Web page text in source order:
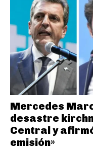
Mercedes
desastre
Central y
emisión»